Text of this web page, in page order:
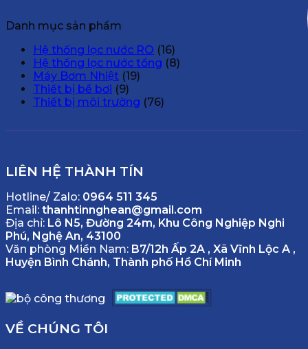
Danh mục sản phẩm
Hệ thống lọc nước RO (16)
Hệ thống lọc nước tổng (8)
Máy Bơm Nhiệt (19)
Thiết bị bể bơi (9)
Thiết bị môi trường (76)
LIÊN HỆ THÀNH TÍN
Hotline/ Zalo: 0964 511 345
Email: thanhtinnghean@gmail.com
Địa chỉ: Lô N5, Đường 24m, Khu Công Nghiệp Nghi
Phú, Nghệ An, 43100
Văn phòng Miền Nam: B7/12h Ấp 2A , Xã Vĩnh Lộc A ,
Huyện Bình Chánh, Thành phố Hồ Chí Minh
VỀ CHÚNG TÔI